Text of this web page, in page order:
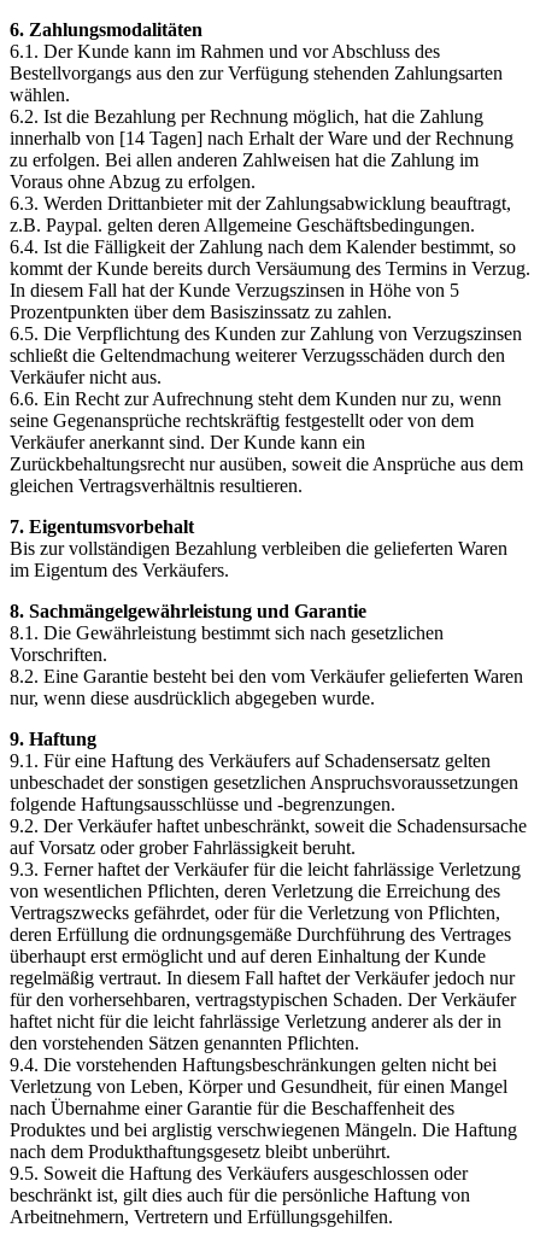
6. Zahlungsmodalitäten
6.1. Der Kunde kann im Rahmen und vor Abschluss des
Bestellvorgangs aus den zur Verfügung stehenden Zahlungsarten
wählen.
6.2. Ist die Bezahlung per Rechnung möglich, hat die Zahlung
innerhalb von [14 Tagen] nach Erhalt der Ware und der Rechnung
zu erfolgen. Bei allen anderen Zahlweisen hat die Zahlung im
Voraus ohne Abzug zu erfolgen.
6.3. Werden Drittanbieter mit der Zahlungsabwicklung beauftragt,
z.B. Paypal. gelten deren Allgemeine Geschäftsbedingungen.
6.4. Ist die Fälligkeit der Zahlung nach dem Kalender bestimmt, so
kommt der Kunde bereits durch Versäumung des Termins in Verzug.
In diesem Fall hat der Kunde Verzugszinsen in Höhe von 5
Prozentpunkten über dem Basiszinssatz zu zahlen.
6.5. Die Verpflichtung des Kunden zur Zahlung von Verzugszinsen
schließt die Geltendmachung weiterer Verzugsschäden durch den
Verkäufer nicht aus.
6.6. Ein Recht zur Aufrechnung steht dem Kunden nur zu, wenn
seine Gegenansprüche rechtskräftig festgestellt oder von dem
Verkäufer anerkannt sind. Der Kunde kann ein
Zurückbehaltungsrecht nur ausüben, soweit die Ansprüche aus dem
gleichen Vertragsverhältnis resultieren.
7. Eigentumsvorbehalt
Bis zur vollständigen Bezahlung verbleiben die gelieferten Waren
im Eigentum des Verkäufers.
8. Sachmängelgewährleistung und Garantie
8.1. Die Gewährleistung bestimmt sich nach gesetzlichen
Vorschriften.
8.2. Eine Garantie besteht bei den vom Verkäufer gelieferten Waren
nur, wenn diese ausdrücklich abgegeben wurde.
9. Haftung
9.1. Für eine Haftung des Verkäufers auf Schadensersatz gelten
unbeschadet der sonstigen gesetzlichen Anspruchsvoraussetzungen
folgende Haftungsausschlüsse und -begrenzungen.
9.2. Der Verkäufer haftet unbeschränkt, soweit die Schadensursache
auf Vorsatz oder grober Fahrlässigkeit beruht.
9.3. Ferner haftet der Verkäufer für die leicht fahrlässige Verletzung
von wesentlichen Pflichten, deren Verletzung die Erreichung des
Vertragszwecks gefährdet, oder für die Verletzung von Pflichten,
deren Erfüllung die ordnungsgemäße Durchführung des Vertrages
überhaupt erst ermöglicht und auf deren Einhaltung der Kunde
regelmäßig vertraut. In diesem Fall haftet der Verkäufer jedoch nur
für den vorhersehbaren, vertragstypischen Schaden. Der Verkäufer
haftet nicht für die leicht fahrlässige Verletzung anderer als der in
den vorstehenden Sätzen genannten Pflichten.
9.4. Die vorstehenden Haftungsbeschränkungen gelten nicht bei
Verletzung von Leben, Körper und Gesundheit, für einen Mangel
nach Übernahme einer Garantie für die Beschaffenheit des
Produktes und bei arglistig verschwiegenen Mängeln. Die Haftung
nach dem Produkthaftungsgesetz bleibt unberührt.
9.5. Soweit die Haftung des Verkäufers ausgeschlossen oder
beschränkt ist, gilt dies auch für die persönliche Haftung von
Arbeitnehmern, Vertretern und Erfüllungsgehilfen.